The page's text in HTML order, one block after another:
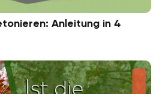
Anleitung in 4